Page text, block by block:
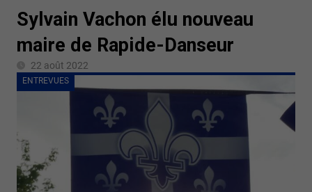
Sylvain Vachon élu nouveau
maire de Rapide-Danseur
22 août 2022
ENTREVUES